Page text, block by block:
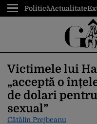
PoliticăActualitate
Victimele lui
„acceptă o
de dolari
sexual”
Cătălin Prejbeanu